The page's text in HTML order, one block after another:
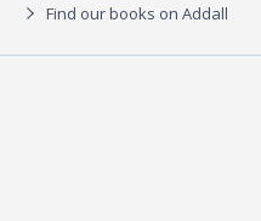
Find our books on Addall